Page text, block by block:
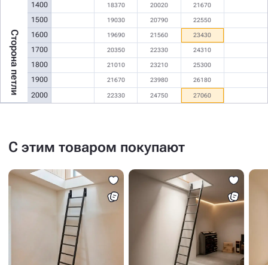
Сторона петли
1400
1500
1600
1700
1800
1900
2000
18370 20020 21670
19030 20790 22550
19690 21560 23430
20350 22330 24310
21010 23210 25300
21670 23980 26180
22330 24750 27060
С этим товаром покупают